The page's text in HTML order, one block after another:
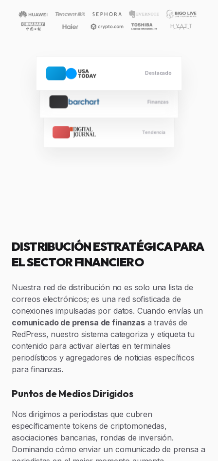
Destacado
Finanzas
Tendencia
DISTRIBUCIÓN ESTRATÉGICA PARA
EL SECTOR FINANCIERO
Nuestra red de distribución no es solo una lista de
correos electrónicos; es una red sofisticada de
conexiones impulsadas por datos. Cuando envías un
comunicado de prensa de finanzasa través de
RedPress, nuestro sistema categoriza y etiqueta tu
contenido para activar alertas en terminales
periodísticos y agregadores de noticias específicos
para finanzas.
Puntos de Medios Dirigidos
Nos dirigimos a periodistas que cubren
específicamente tokens de criptomonedas,
asociaciones bancarias, rondas de inversión.
Dominando cómo enviar un comunicado de prensa a